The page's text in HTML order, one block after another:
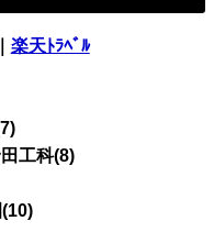
楽天ﾄﾗﾍﾞﾙ
田工科(8)